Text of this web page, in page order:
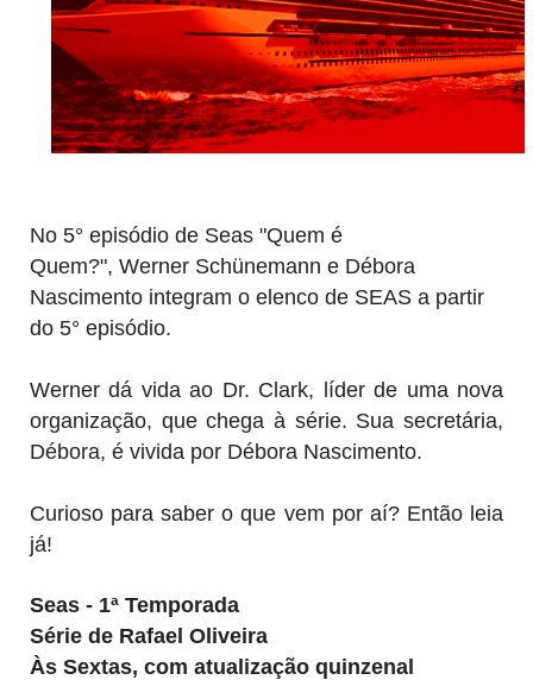
No 5° episódio de Seas "Quem é
Quem?", Werner Schünemann e Débora
Nascimento integram o elenco de SEAS a partir
do 5° episódio.
Werner dá vida ao Dr. Clark, líder de uma nova
organização, que chega à série. Sua secretária,
Débora, é vivida por Débora Nascimento.
Curioso para saber o que vem por aí? Então leia
já!
Seas - 1ª Temporada
Série de Rafael Oliveira
Às Sextas, com atualização quinzenal